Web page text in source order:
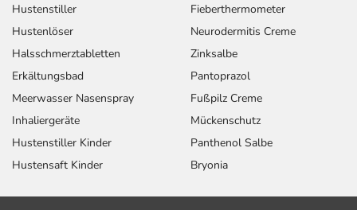
Hustenstiller
Hustenlöser
Halsschmerztabletten
Erkältungsbad
Meerwasser Nasenspray
Inhaliergeräte
Hustenstiller Kinder
Hustensaft Kinder
Fieberthermometer
Neurodermitis Creme
Zinksalbe
Pantoprazol
Fußpilz Creme
Mückenschutz
Panthenol Salbe
Bryonia